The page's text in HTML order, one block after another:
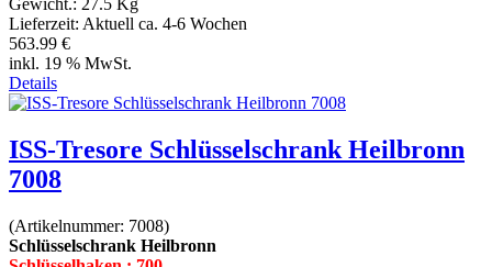
Gewicht.: 27.5 Kg
Lieferzeit: Aktuell ca. 4-6 Wochen
563.99 €
inkl. 19 % MwSt.
Details
ISS-Tresore Schlüsselschrank Heilbronn
7008
(Artikelnummer: 7008)
Schlüsselschrank Heilbronn